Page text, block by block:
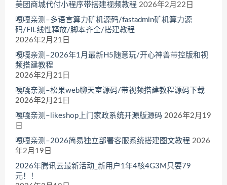
美团商城代付小程序带搭建视频教程 2026年2月22日
嘎嘎亲测–多语言算力矿机源码/fastadmin矿机算力源
码/FIL线性释放/脚本齐全/搭建教程
2026年2月21日
嘎嘎亲测–2026年1月最新H5随意玩/开心神兽带控版和视
频搭建教程
2026年2月21日
嘎嘎亲测–松果web聊天室源码/带视频搭建教程源码下载
2026年2月21日
嘎嘎亲测–likeshop上门家政系统开源版源码 2026年2月19
日
嘎嘎亲测–2026简易独立部署客服系统搭建图文教程 2026
年2月19日
2026年腾讯云最新活动_新用户1年4核4G3M只要79
元！！